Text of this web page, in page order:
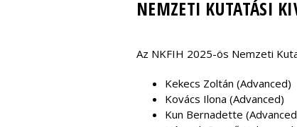
NEMZETI KUTATÁSI
Az NKFIH 2025-ös Nemzeti
Kekecs Zoltán (Advanced)
Kovács Ilona (Advanced)
Kun Bernadette